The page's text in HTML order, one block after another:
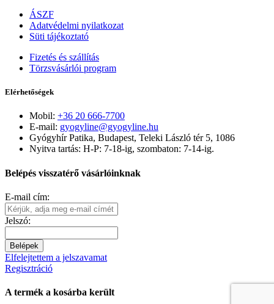
ÁSZF
Adatvédelmi nyilatkozat
Süti tájékoztató
Fizetés és szállítás
Törzsvásárlói program
Elérhetőségek
Mobil: +36 20 666-7700
E-mail: gyogyline@gyogyline.hu
Gyógyhír Patika, Budapest, Teleki László tér 5, 1086
Nyitva tartás: H-P: 7-18-ig, szombaton: 7-14-ig.
Belépés visszatérő vásárlóinknak
E-mail cím:
Jelszó:
Belépek
Elfelejtettem a jelszavamat
Regisztráció
A termék a kosárba került